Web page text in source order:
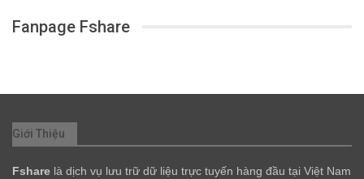
Fanpage Fshare
Giới Thiệu
Fshare là dịch vụ lưu trữ dữ liệu trực tuyến hàng đầu tại Việt Nam